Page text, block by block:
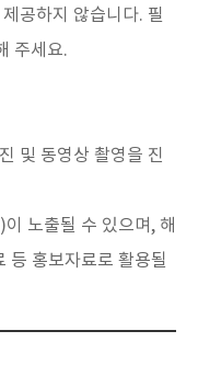
공하지 않습니다. 필
주세요.
및 동영상 촬영을 진
노출될 수 있으며, 해
등 홍보자료로 활용될